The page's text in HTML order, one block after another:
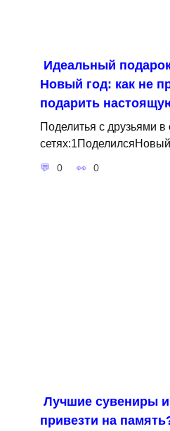
Идеальный
Новый год: как не
подарить
Поделитья с друзьями
сетях:1ПоделилсяНовый
0 0
Лучшие сувениры
привезти на